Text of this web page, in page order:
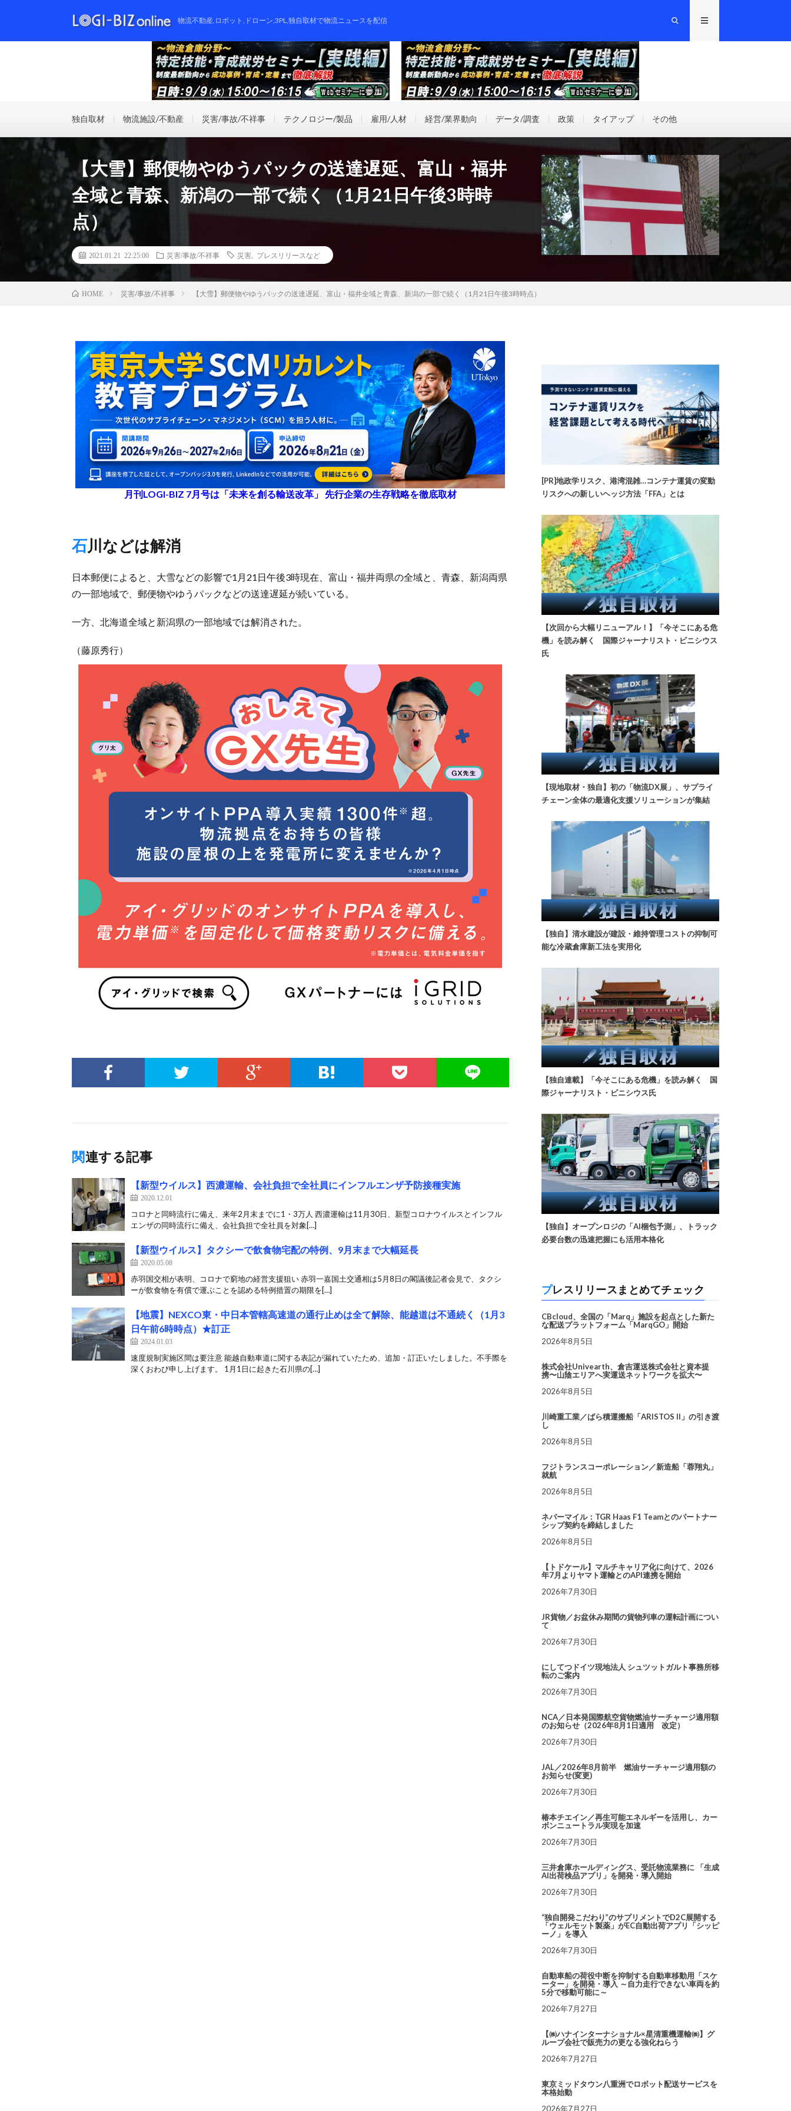
物流不動産,ロボット,ドローン,3PL,独自取材で物流ニュースを配信
独自取材 物流施設/不動産 災害/事故/不祥事 テクノロジー/製品 雇用/人材 経営/業界動向 データ/調査 政策 タイアップ その他
【大雪】郵便物やゆうパックの送達遅延、富山・福井
全域と青森、新潟の一部で続く（1月21日午後3時時
点）
2021.01.21 22:25:00 災害/事故/不祥事 災害 プレスリリースなど
HOME 災害/事故/不祥事 【大雪】郵便物やゆうパックの送達遅延、富山・福井全域と青森、新潟の一部で続く（1月21日午後3時時点）
月刊LOGI-BIZ 7月号は「未来を創る輸送改革」 先行企業の生存戦略を徹底取材
石川などは解消
日本郵便によると、大雪などの影響で1月21日午後3時現在、富山・福井両県の全域と、青森、新潟両県
の一部地域で、郵便物やゆうパックなどの送達遅延が続いている。
一方、北海道全域と新潟県の一部地域では解消された。
（藤原秀行）
関連する記事
【新型ウイルス】西濃運輸、会社負担で全社員にインフルエンザ予防接種実施
2020.12.01
コロナと同時流行に備え、来年2月末までに1・3万人 西濃運輸は11月30日、新型コロナウイルスとインフル
エンザの同時流行に備え、会社負担で全社員を対象[…]
【新型ウイルス】タクシーで飲食物宅配の特例、9月末まで大幅延長
2020.05.08
赤羽国交相が表明、コロナで窮地の経営支援狙い 赤羽一嘉国土交通相は5月8日の閣議後記者会見で、タクシ
ーが飲食物を有償で運ぶことを認める特例措置の期限を[…]
【地震】NEXCO東・中日本管轄高速道の通行止めは全て解除、能越道は不通続く（1月3
日午前6時時点）★訂正
2024.01.03
速度規制実施区間は要注意 能越自動車道に関する表記が漏れていたため、追加・訂正いたしました。不手際を
深くおわび申し上げます。 1月1日に起きた石川県の[…]
[PR]地政学リスク、港湾混雑…コンテナ運賃の変動
リスクへの新しいヘッジ方法「FFA」とは
【次回から大幅リニューアル！】「今そこにある危
機」を読み解く 国際ジャーナリスト・ビニシウス
氏
【現地取材・独自】初の「物流DX展」、サプライ
チェーン全体の最適化支援ソリューションが集結
【独自】清水建設が建設・維持管理コストの抑制可
能な冷蔵倉庫新工法を実用化
【独自連載】「今そこにある危機」を読み解く 国
際ジャーナリスト・ビニシウス氏
【独自】オープンロジの「AI梱包予測」、トラック
必要台数の迅速把握にも活用本格化
プレスリリースまとめてチェック
CBcloud、全国の「Marq」施設を起点とした新た
な配送プラットフォーム「MarqGO」開始
2026年8月5日
株式会社Univearth、倉吉運送株式会社と資本提
携〜山陰エリアへ実運送ネットワークを拡大〜
2026年8月5日
川崎重工業／ばら積運搬船「ARISTOS II」の引き渡
し
2026年8月5日
フジトランスコーポレーション／新造船「蓉翔丸」
就航
2026年8月5日
ネバーマイル：TGR Haas F1 Teamとのパートナー
シップ契約を締結しました
2026年8月5日
【トドケール】マルチキャリア化に向けて、2026
年7月よりヤマト運輸とのAPI連携を開始
2026年7月30日
JR貨物／お盆休み期間の貨物列車の運転計画につい
て
2026年7月30日
にしてつドイツ現地法人 シュツットガルト事務所移
転のご案内
2026年7月30日
NCA／日本発国際航空貨物燃油サーチャージ適用額
のお知らせ（2026年8月1日適用 改定）
2026年7月30日
JAL／2026年8月前半 燃油サーチャージ適用額の
お知らせ(変更)
2026年7月30日
椿本チエイン／再生可能エネルギーを活用し、カー
ボンニュートラル実現を加速
2026年7月30日
三井倉庫ホールディングス、受託物流業務に 「生成
AI出荷検品アプリ」を開発・導入開始
2026年7月30日
“独自開発こだわり”のサプリメントでD2C展開する
「ウェルモット製薬」がEC自動出荷アプリ「シッピ
ーノ」を導入
2026年7月30日
自動車船の荷役中断を抑制する自動車移動用「スケ
ーター」を開発・導入 ～自力走行できない車両を約
5分で移動可能に～
2026年7月27日
【㈱ハナインターナショナル×星清重機運輸㈱】グ
ループ会社で販売力の更なる強化ねらう
2026年7月27日
東京ミッドタウン八重洲でロボット配送サービスを
本格始動
2026年7月27日